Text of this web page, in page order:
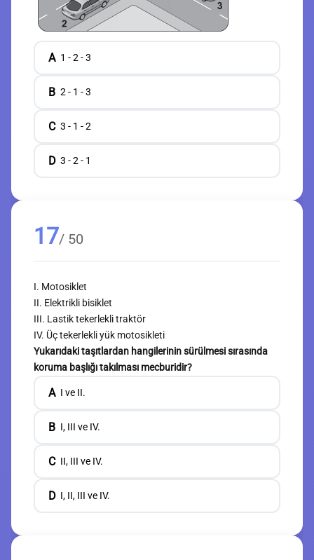
A 1 - 2 - 3
B 2 - 1 - 3
C 3 - 1 - 2
D 3 - 2 - 1
17/ 50
I. Motosiklet
II. Elektrikli bisiklet
III. Lastik tekerlekli traktör
IV. Üç tekerlekli yük motosikleti
Yukarıdaki taşıtlardan hangilerinin sürülmesi sırasında
koruma başlığı takılması mecburidir?
A I ve II.
B I, III ve IV.
C II, III ve IV.
D I, II, III ve IV.